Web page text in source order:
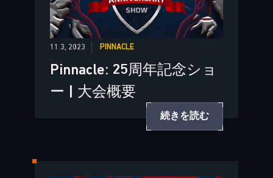
11 3, 2023 PINNACLE
Pinnacle: 25周年記念ショ
ー | 大会概要
続きを読む